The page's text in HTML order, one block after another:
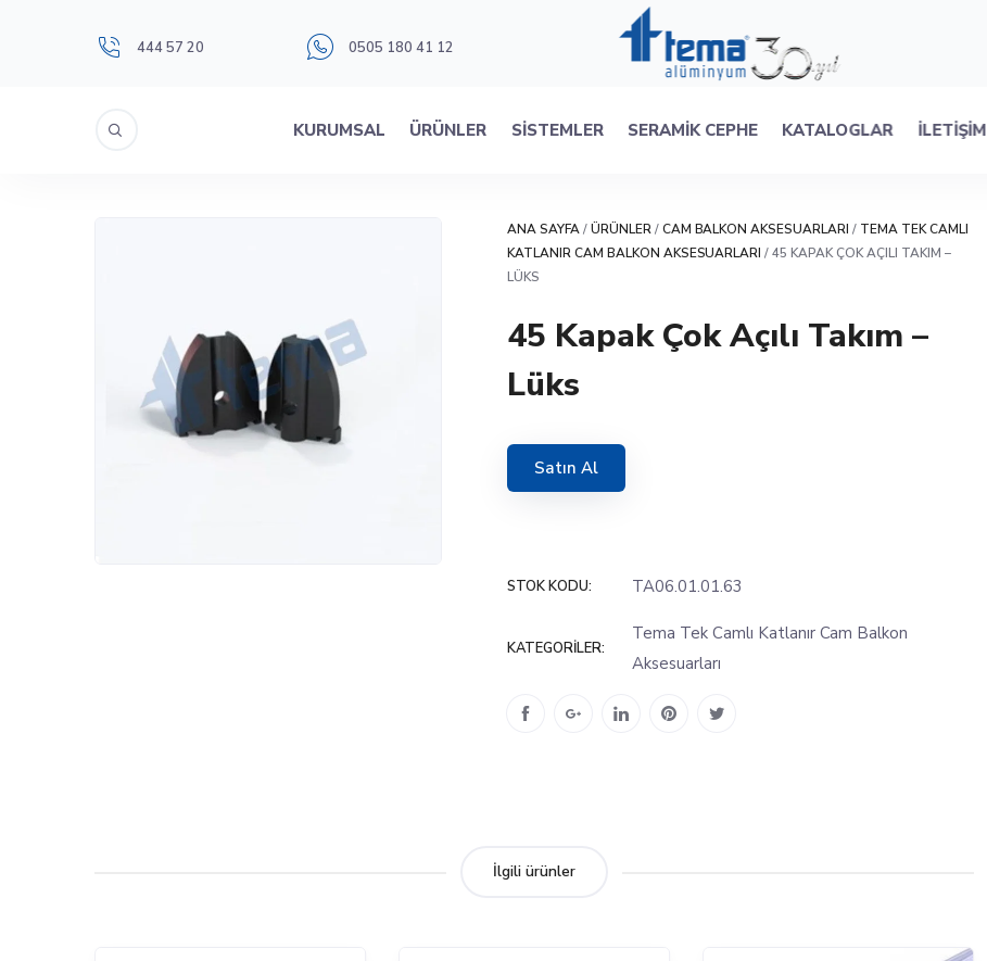
444 57 20 0505 180 41 12
KURUMSAL ÜRÜNLER SISTEMLER SERAMIK CEPHE KATALOGLAR İLETIŞIM
ANA SAYFA/ÜRÜNLER/CAM BALKON AKSESUARLARI / TEMA TEK CAMLI
KATLANIR CAM BALKON AKSESUARLARI / 45 KAPAK ÇOK AÇILI TAKIM –
LÜKS
45 Kapak Çok Açılı Takım –
Lüks
Satın Al
STOK KODU: TA06.01.01.63
KATEGORILER:
Tema Tek Camlı Katlanır Cam Balkon
Aksesuarları
İlgili ürünler